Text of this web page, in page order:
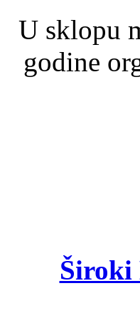
U sklopu
godine
Široki